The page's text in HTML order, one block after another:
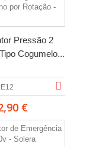
Pressão 2
Cogumelo...
€